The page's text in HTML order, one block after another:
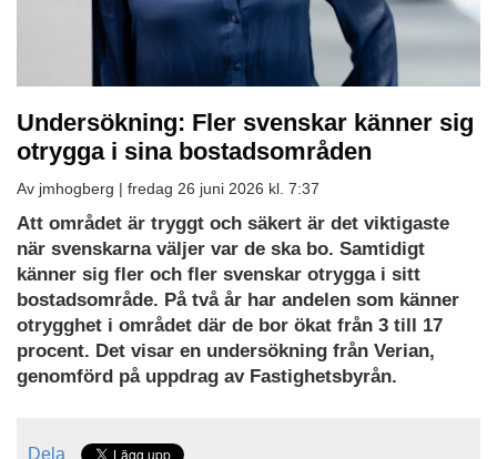
Undersökning: Fler svenskar känner sig
otrygga i sina bostadsområden
Av jmhogberg | fredag 26 juni 2026 kl. 7:37
Att området är tryggt och säkert är det viktigaste
när svenskarna väljer var de ska bo. Samtidigt
känner sig fler och fler svenskar otrygga i sitt
bostadsområde. På två år har andelen som känner
otrygghet i området där de bor ökat från 3 till 17
procent. Det visar en undersökning från Verian,
genomförd på uppdrag av Fastighetsbyrån.
Dela